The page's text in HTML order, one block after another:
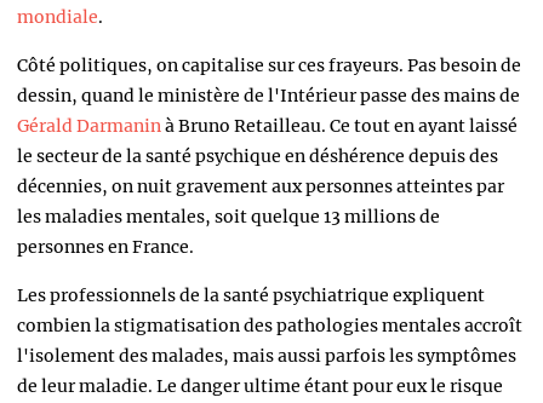
mondiale.
Côté politiques, on capitalise sur ces frayeurs. Pas besoin de
dessin, quand le ministère de l'Intérieur passe des mains de
Gérald Darmanin à Bruno Retailleau. Ce tout en ayant laissé
le secteur de la santé psychique en déshérence depuis des
décennies, on nuit gravement aux personnes atteintes par
les maladies mentales, soit quelque 13 millions de
personnes en France.
Les professionnels de la santé psychiatrique expliquent
combien la stigmatisation des pathologies mentales accroît
l'isolement des malades, mais aussi parfois les symptômes
de leur maladie. Le danger ultime étant pour eux le risque